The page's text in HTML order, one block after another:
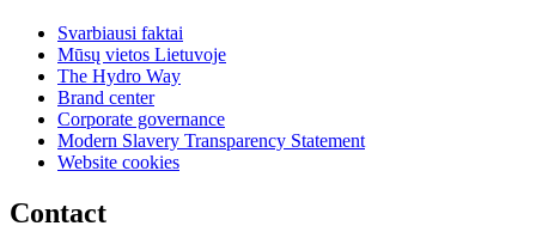
Svarbiausi faktai
Mūsų vietos Lietuvoje
The Hydro Way
Brand center
Corporate governance
Modern Slavery Transparency Statement
Website cookies
Contact